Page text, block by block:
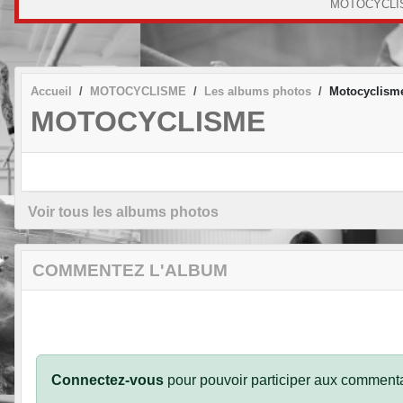
Accueil MOTOCYCLISME Les albums photos
MOTOCYCLISME
Voir tous les albums photos
COMMENTEZ L'ALBUM
Connectez-vous pour pouvoir participer aux